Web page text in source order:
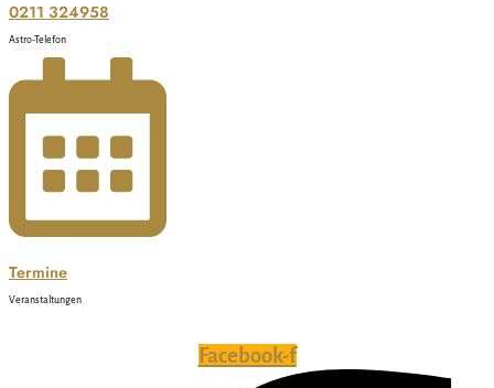
0211 324958
Astro-Telefon
Termine
Veranstaltungen
Facebook-f